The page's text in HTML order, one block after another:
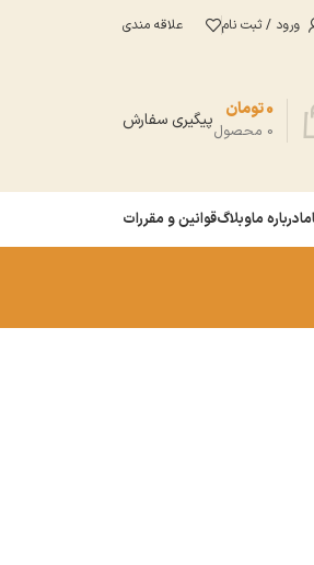
ورود / ثبت نام علاقه مندی
0 محصول
0تومان پیگیری سفارش
درباره ماوبلاگقوانین و مقررات